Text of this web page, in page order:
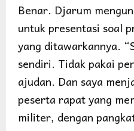
Benar. Djarum
untuk presentasi soal
yang ditawarkannya.
sendiri. Tidak pakai
ajudan. Dan saya
peserta rapat yang
militer, dengan